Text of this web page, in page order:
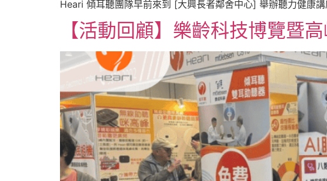
Heari 傾耳聽團隊早前來到 [大興長者鄰舍中心] 舉辦聽力健康
【活動回顧】樂齡科技博覽暨